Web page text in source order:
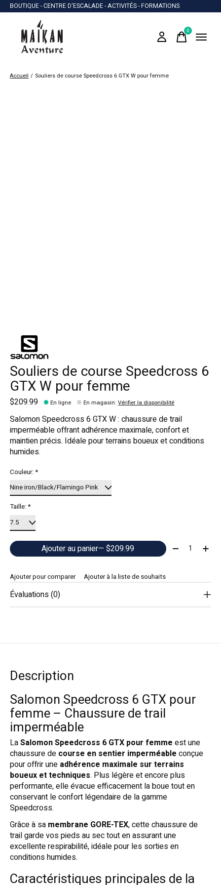
BOUTIQUE - CENTRE D'ESCALADE - ACTIVITÉS - FORMATIONS
0items
Accueil / Souliers de course Speedcross 6 GTX W pour femme
Souliers de course Speedcross 6
GTX W pour femme
$209.99 En ligne En magasin:Vérifier la disponibilité
Salomon Speedcross 6 GTX W : chaussure de trail
imperméable offrant adhérence maximale, confort et
maintien précis. Idéale pour terrains boueux et conditions
humides.
Couleur:*
Taille:*
Ajouter au panier — $209.99 Quantité:
Ajouter pour comparer Ajouter à la liste de souhaits
Évaluations (0)
Description
Salomon Speedcross 6 GTX pour
femme – Chaussure de trail
imperméable
LaSalomon Speedcross 6 GTX pour femme est une
chaussure de course en sentier imperméable conçue
pour offrir une adhérence maximale sur terrains
boueux et techniques. Plus légère et encore plus
performante, elle évacue efficacement la boue tout en
conservant le confort légendaire de la gamme
Speedcross.
Grâce à sa membrane GORE-TEX, cette chaussure de
trail garde vos pieds au sec tout en assurant une
excellente respirabilité, idéale pour les sorties en
conditions humides.
Caractéristiques principales de la